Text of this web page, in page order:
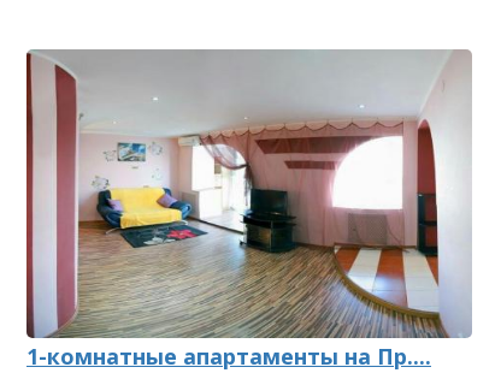
1-комнатные апартаменты на Пр....